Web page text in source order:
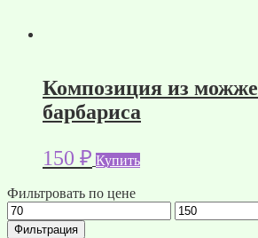
Композиция из
барбариса
150 ₽ Купить
Фильтровать по цене
Минимальная
цена
Максимальная
цена
Фильтрация